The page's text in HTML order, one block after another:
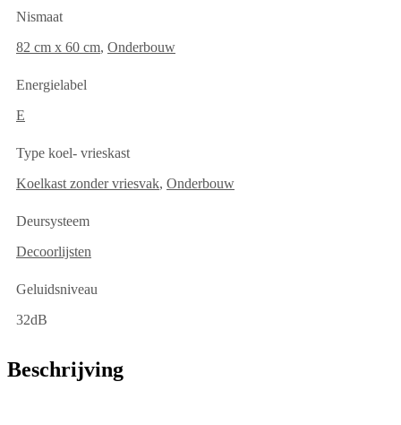
Nismaat
82 cm x 60 cm, Onderbouw
Energielabel
E
Type koel- vrieskast
Koelkast zonder vriesvak, Onderbouw
Deursysteem
Decoorlijsten
Geluidsniveau
32dB
Beschrijving